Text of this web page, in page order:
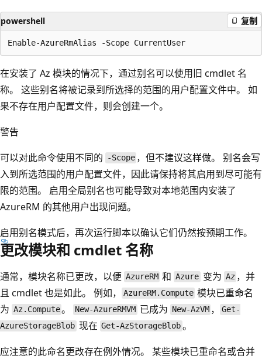
powershell 复制
在安装了 Az 模块的情况下，通过别名可以使用旧 cmdlet 名
称。 这些别名将被记录到所选择的范围的用户配置文件中。 如
果不存在用户配置文件，则会创建一个。
警告
可以对此命令使用不同的
-Scope ，但不建议这样做。 别名会写
入到所选范围的用户配置文件，因此请保持将其启用到尽可能有
限的范围。 启用全局别名也可能导致对本地范围内安装了
AzureRM 的其他用户出现问题。
启用别名模式后，再次运行脚本以确认它们仍然按预期工作。
更改模块和 cmdlet 名称
通常，模块名称已更改，以便 AzureRM 和Azure变为 Az ，并
且 cmdlet 也是如此。 例如，
AzureRM.Compute 模块已重命名
为 Az.Compute。 New-AzureRMVM 已成为 New-AzVM ，
Get-
AzureStorageBlob 现在 Get-AzStorageBlob。
应注意的此命名更改存在例外情况。 某些模块已重命名或合并